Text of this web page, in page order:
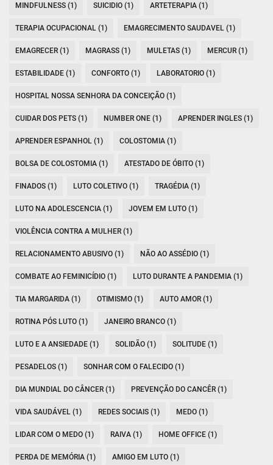
MINDFULNESS (1) SUICIDIO (1) ARTETERAPIA (1)
TERAPIA OCUPACIONAL (1) EMAGRECIMENTO SAUDAVEL (1)
EMAGRECER (1) MAGRASS (1) MULETAS (1) MERCUR (1)
ESTABILIDADE (1) CONFORTO (1) LABORATORIO (1)
HOSPITAL NOSSA SENHORA DA CONCEIÇÃO (1)
CUIDAR DOS PETS (1) NUMBER ONE (1) APRENDER INGLES (1)
APRENDER ESPANHOL (1) COLOSTOMIA (1)
BOLSA DE COLOSTOMIA (1) ATESTADO DE ÓBITO (1)
FINADOS (1) LUTO COLETIVO (1) TRAGÉDIA (1)
LUTO NA ADOLESCENCIA (1) JOVEM EM LUTO (1)
VIOLÊNCIA CONTRA A MULHER (1)
RELACIONAMENTO ABUSIVO (1) NÃO AO ASSÉDIO (1)
COMBATE AO FEMINICÍDIO (1) LUTO DURANTE A PANDEMIA (1)
TIA MARGARIDA (1) OTIMISMO (1) AUTO AMOR (1)
ROTINA PÓS LUTO (1) JANEIRO BRANCO (1)
LUTO E A ANSIEDADE (1) SOLIDÃO (1) SOLITUDE (1)
PESADELOS (1) SONHAR COM O FALECIDO (1)
DIA MUNDIAL DO CÂNCER (1) PREVENÇÃO DO CANCÊR (1)
VIDA SAUDÁVEL (1) REDES SOCIAIS (1) MEDO (1)
LIDAR COM O MEDO (1) RAIVA (1) HOME OFFICE (1)
PERDA DE MEMÓRIA (1) AMIGO EM LUTO (1)